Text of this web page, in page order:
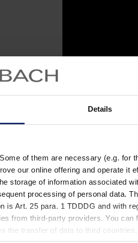
Details
of them are necessary (e.g. for
our online offering and operate it
storage of information associated
processing of personal data.
is Art. 25 para. 1 TDDDG and with
from third-party providers. You
the transfer of data to third